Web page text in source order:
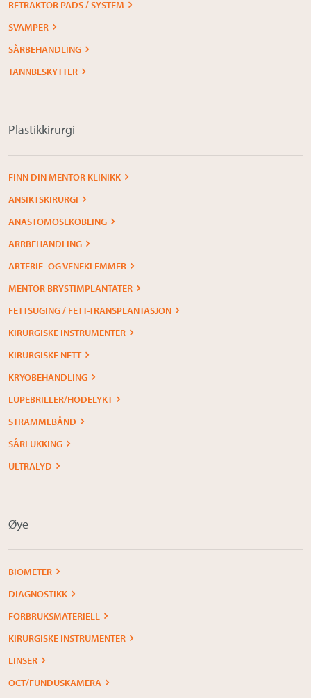
RETRAKTOR PADS / SYSTEM
SVAMPER
SÅRBEHANDLING
TANNBESKYTTER
Plastikkirurgi
FINN DIN MENTOR KLINIKK
ANSIKTSKIRURGI
ANASTOMOSEKOBLING
ARRBEHANDLING
ARTERIE- OG VENEKLEMMER
MENTOR BRYSTIMPLANTATER
FETTSUGING / FETT-TRANSPLANTASJON
KIRURGISKE INSTRUMENTER
KIRURGISKE NETT
KRYOBEHANDLING
LUPEBRILLER/HODELYKT
STRAMMEBÅND
SÅRLUKKING
ULTRALYD
Øye
BIOMETER
DIAGNOSTIKK
FORBRUKSMATERIELL
KIRURGISKE INSTRUMENTER
LINSER
OCT/FUNDUSKAMERA